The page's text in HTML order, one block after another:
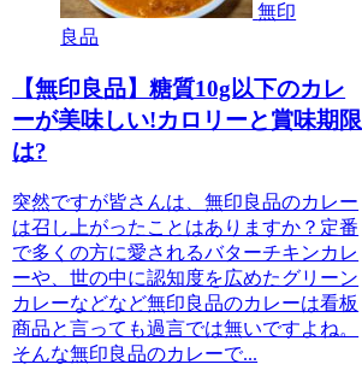
無印
良品
【無印良品】糖質10g以下のカレ
ーが美味しい!カロリーと賞味期限
は?
突然ですが皆さんは、無印良品のカレー
は召し上がったことはありますか？定番
で多くの方に愛されるバターチキンカレ
ーや、世の中に認知度を広めたグリーン
カレーなどなど無印良品のカレーは看板
商品と言っても過言では無いですよね。
そんな無印良品のカレーで...